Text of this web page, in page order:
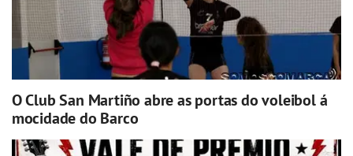
O Club San Martiño abre as portas do voleibol á
mocidade do Barco